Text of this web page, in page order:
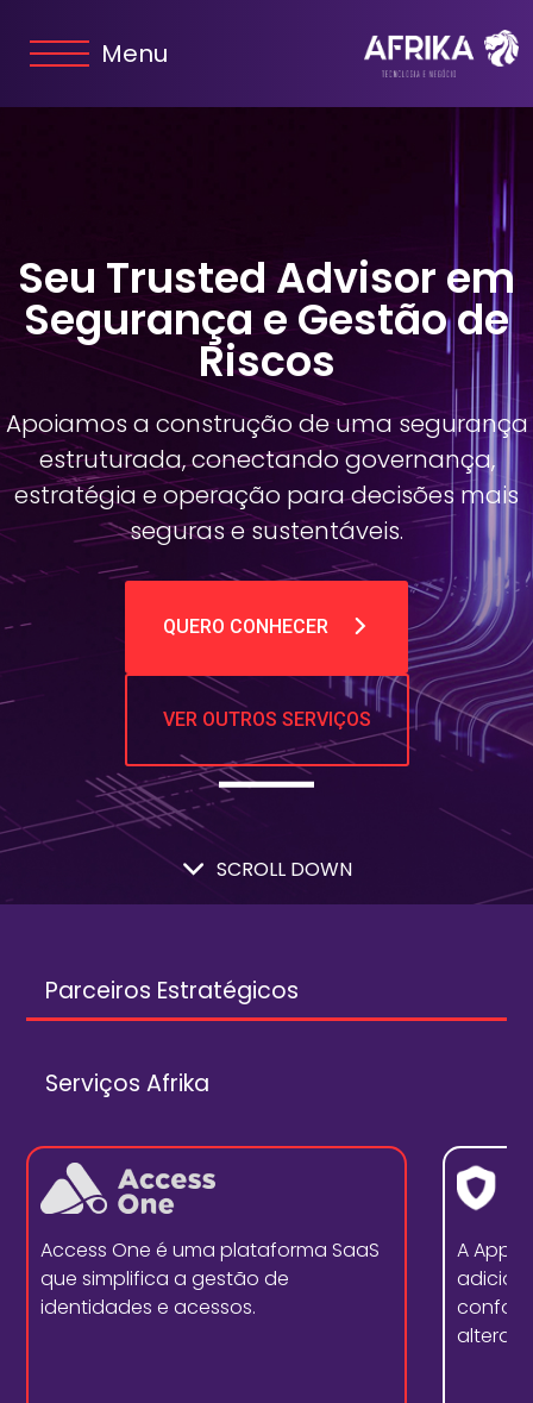
Menu
Seu Trusted Advisor em
Segurança e Gestão de
Riscos
Apoiamos a construção de uma segurança
estruturada, conectando governança,
estratégia e operação para decisões mais
seguras e sustentáveis.
QUERO CONHECER
VER OUTROS SERVIÇOS
SCROLL DOWN
Parceiros Estratégicos
Serviços Afrika
Access One é uma plataforma SaaS
que simplifica a gestão de
identidades e acessos.
A
alterar